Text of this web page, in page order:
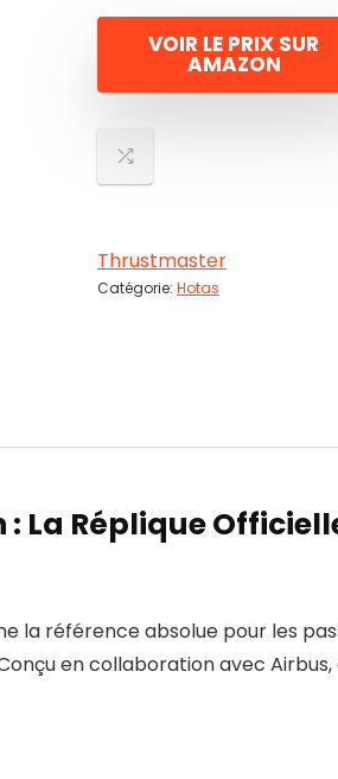
VOIR LE PRIX SUR
AMAZON
Thrustmaster
Catégorie: Hotas
La Réplique
la référence absolue pour les
en collaboration avec